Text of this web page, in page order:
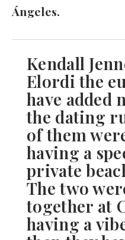
Ángeles.
Kendall
Elordi the
have added
the dating
of them
having a
private
The two
together at
having a